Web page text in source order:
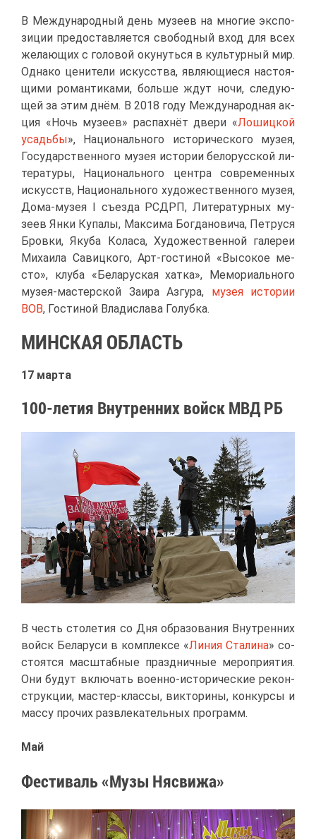
В Меж­ду­на­род­ный день му­зеев на мно­гие экс­по­
зи­ции предо­став­ля­ет­ся сво­бод­ный вход для всех
же­ла­ю­щих с го­ло­вой оку­нуть­ся в куль­тур­ный мир.
Од­на­ко це­ни­те­ли ис­кус­ства, яв­ля­ю­щи­е­ся на­сто­я­
щи­ми ро­ман­ти­ка­ми, боль­ше ждут но­чи, сле­ду­ю­
щей за этим днём. В 2018 го­ду Меж­ду­на­род­ная ак­
ция «Ночь му­зеев» рас­пах­нёт две­ри «Ло­шиц­кой
усадь­бы», На­ци­о­наль­но­го ис­то­ри­че­ско­го му­зея,
Го­су­дар­ствен­но­го му­зея ис­то­рии бе­ло­рус­ской ли­
те­ра­ту­ры, На­ци­о­наль­но­го цен­тра со­вре­мен­ных
ис­кусств, На­ци­о­наль­но­го ху­до­же­ствен­но­го му­зея,
До­ма-му­зея I съез­да РСДРП, Ли­те­ра­тур­ных му­
зеев Ян­ки Ку­па­лы, Мак­си­ма Бог­да­но­ви­ча, Пет­ру­ся
Бров­ки, Яку­ба Ко­ла­са, Ху­до­же­ствен­ной га­ле­реи
Ми­ха­и­ла Са­виц­ко­го, Арт-го­сти­ной «Вы­со­кое ме­
сто», клу­ба «Бе­ла­рус­кая хат­ка», Ме­мо­ри­аль­но­го
му­зея-ма­стер­ской За­и­ра Аз­гу­ра, му­зея ис­то­рии
ВОВ, Го­сти­ной Вла­ди­сла­ва Го­луб­ка.
МИН­СКАЯ ОБ­ЛАСТЬ
17 мар­та
100-ле­тия Внут­рен­них войск МВД РБ
В честь сто­ле­тия со Дня об­ра­зо­ва­ния Внут­рен­них
войск Бе­ла­ру­си в ком­плек­се «Ли­ния Ста­ли­на» со­
сто­ят­ся мас­штаб­ные празд­нич­ные ме­ро­при­я­тия.
Они бу­дут вклю­чать во­ен­но-ис­то­ри­че­ские ре­кон­
струк­ции, ма­стер-клас­сы, вик­то­ри­ны, кон­кур­сы и
мас­су про­чих раз­вле­ка­тель­ных про­грамм.
Май
Фе­сти­валь «Му­зы Ня­сви­жа»